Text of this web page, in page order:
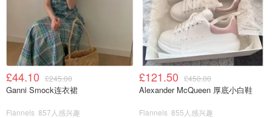
£44.10 £245.00
Ganni Smock连衣裙
Flannels 857人感兴趣
£121.50 £450.00
Alexander McQueen 厚底小白鞋
Flannels 855人感兴趣